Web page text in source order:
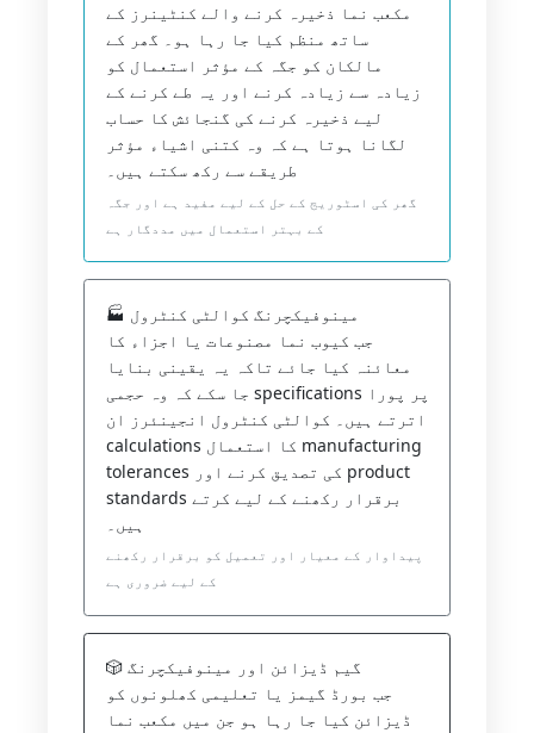
مکعب نما ذخیرہ کرنے والے کنٹینرز کے
ساتھ منظم کیا جا رہا ہو۔ گھر کے
مالکان کو جگہ کے مؤثر استعمال کو
زیادہ سے زیادہ کرنے اور یہ طے کرنے کے
لیے ذخیرہ کرنے کی گنجائش کا حساب
لگانا ہوتا ہے کہ وہ کتنی اشیاء مؤثر
طریقے سے رکھ سکتے ہیں۔
گھر کی اسٹوریج کے حل کے لیے مفید ہے اور جگہ
کے بہتر استعمال میں مددگار ہے
🏭 مینوفیکچرنگ کوالٹی کنٹرول
جب کیوب نما مصنوعات یا اجزاء کا
معائنہ کیا جائے تاکہ یہ یقینی بنایا
جا سکے کہ وہ حجمی specifications پر پورا
اترتے ہیں۔ کوالٹی کنٹرول انجینئرز ان
calculations کا استعمال manufacturing
tolerances کی تصدیق کرنے اور product
standards برقرار رکھنے کے لیے کرتے
ہیں۔
پیداوار کے معیار اور تعمیل کو برقرار رکھنے
کے لیے ضروری ہے
🎲 گیم ڈیزائن اور مینوفیکچرنگ
جب بورڈ گیمز یا تعلیمی کھلونوں کو
ڈیزائن کیا جا رہا ہو جن میں مکعب نما